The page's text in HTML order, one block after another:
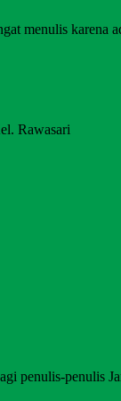
menulis
Rawasari
penulis-penulis